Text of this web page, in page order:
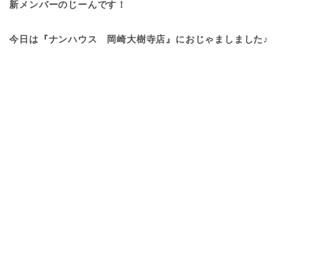
新メンバーのじーんです！
今日は『ナンハウス 岡崎大樹寺店 』 におじゃましました♪